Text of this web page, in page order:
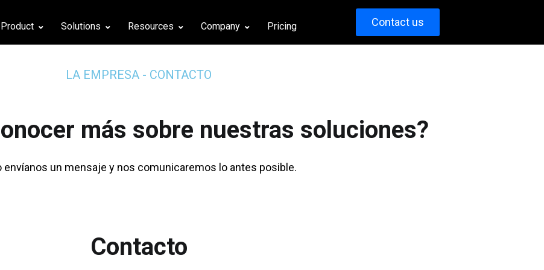
Product Solutions Resources Company Pricing Contact us
LA EMPRESA - CONTACTO
más sobre nuestras soluciones?
envíanos un mensaje y nos comunicaremos lo antes posible.
Contacto